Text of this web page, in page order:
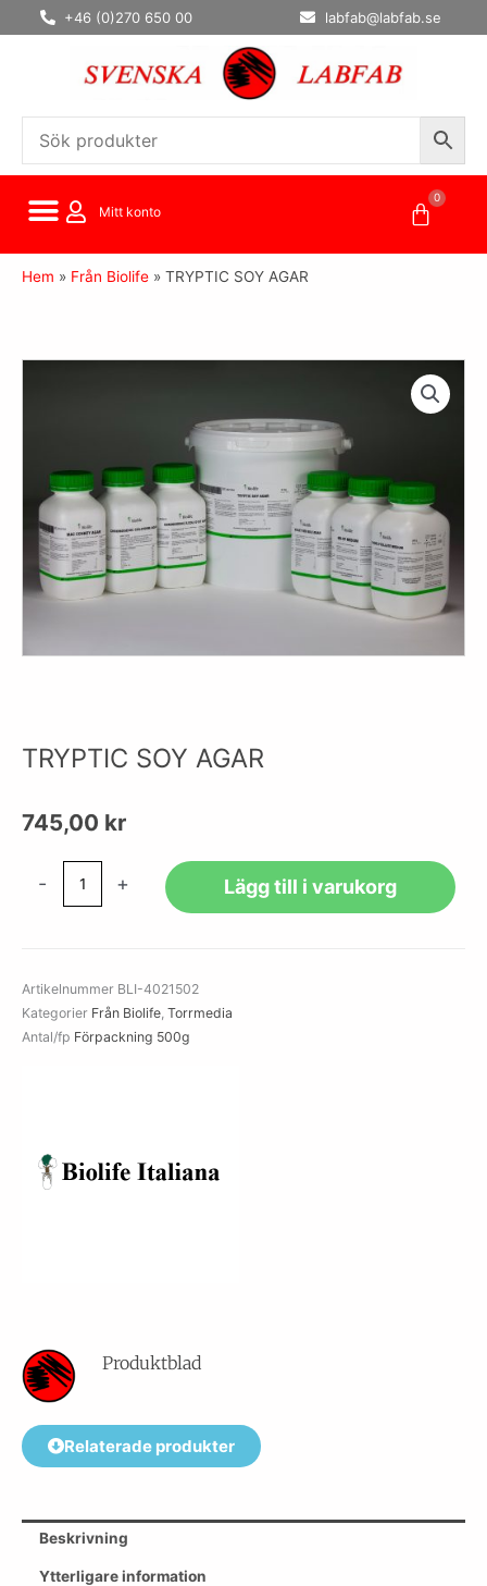
Hoppa
till
+46 (0)270 650 00 labfab@labfab.se
Mitt konto
0
Hem » Från Biolife » TRYPTIC SOY AGAR
TRYPTIC SOY AGAR
745,00 kr
- + Lägg till i varukorg
Artikelnummer BLI-4021502
Kategorier Från Biolife Torrmedia
Antal/fp Förpackning 500g
Produktblad
Relaterade produkter
Beskrivning
Ytterligare information